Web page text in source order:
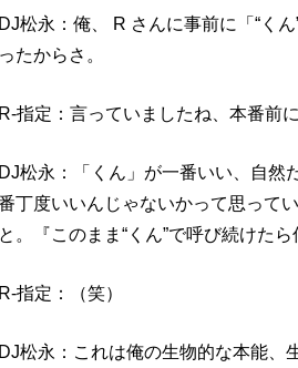
DJ松永：俺、 R さんに事前に「“く
ったからさ。
R-指定：言っていましたね、本番前に
DJ松永：「くん」が一番いい、自然
丁度いいんじゃないかって思って
と。『このまま“くん”で呼び続けた
R-指定：（笑）
DJ松永：これは俺の生物的な本能、